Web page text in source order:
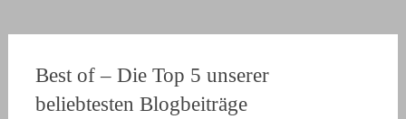
Best of – Die Top 5 unserer
beliebtesten Blogbeiträge